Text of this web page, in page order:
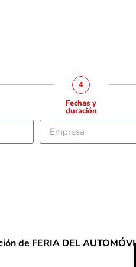
4
Fechas y
duración
de FERIA DEL